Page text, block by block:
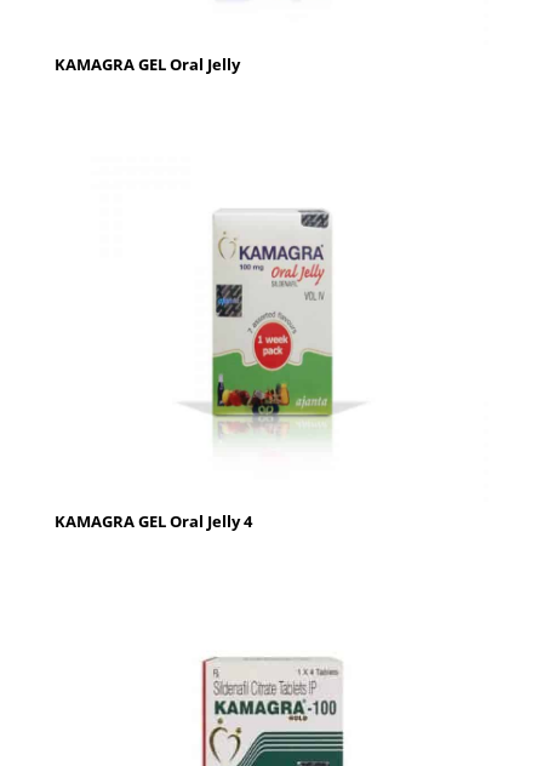
KAMAGRA GEL Oral Jelly
KAMAGRA GEL Oral Jelly 4